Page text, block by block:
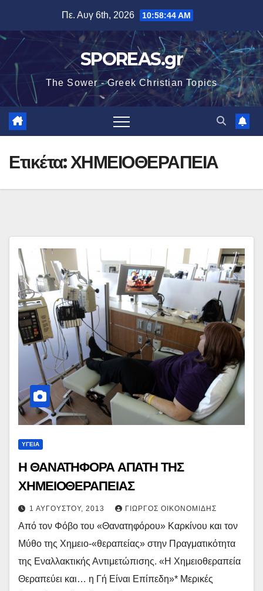
περιεχόμενο
Πε. Αυγ 6th, 2026 10:58:44 AM
SPOREAS.gr
The Sower - Greek Christian Topics
Ετικέτα:ΧΗΜΕΙΟΘΕΡΑΠΕΙΑ
ΥΓΕΙΑ
Η ΘΑΝΑΤΗΦΟΡΑ ΑΠΑΤΗ ΤΗΣ
ΧΗΜΕΙΟΘΕΡΑΠΕΙΑΣ
1 ΑΥΓΟΎΣΤΟΥ, 2013 ΓΙΏΡΓΟΣ ΟΙΚΟΝΟΜΊΔΗΣ
Από τον Φόβο του «Θανατηφόρου» Καρκίνου και τον
Μύθο της Χημειο-«θεραπείας» στην Πραγματικότητα
της Εναλλακτικής Αντιμετώπισης. «Η Χημειοθεραπεία
Θεραπεύει και… η Γή Είναι Επίπεδη»* Μερικές